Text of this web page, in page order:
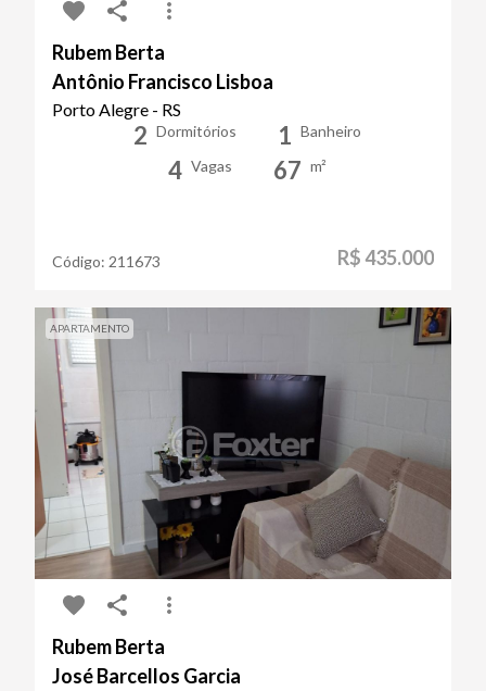
Rubem Berta
Antônio Francisco Lisboa
Porto Alegre - RS
2 Dormitórios 1 Banheiro
4 Vagas 67 m²
Código: 211673 R$ 435.000
APARTAMENTO
Rubem Berta
José Barcellos Garcia